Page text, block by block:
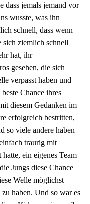
dass jemals jemand vor
wusste, was ihn
schnell, dass wenn
sich ziemlich schnell
hat, ihr
gesehen, die sich
verpasst haben und
Chance ihres
diesem Gedanken im
erfolgreich bestritten,
so viele andere haben
traurig mit
ein eigenes Team
Jungs diese Chance
Welle möglichst
haben. Und so war es